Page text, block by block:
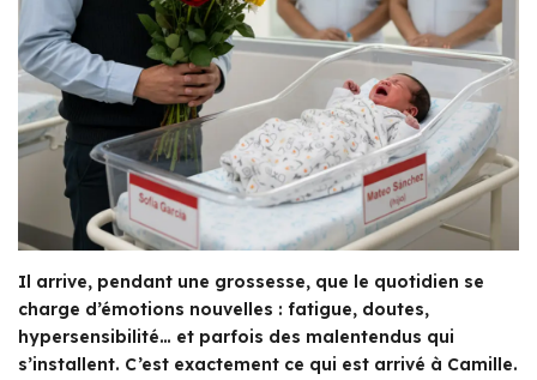
Il arrive, pendant une grossesse, que le quotidien se
charge d’émotions nouvelles : fatigue, doutes,
hypersensibilité… et parfois des malentendus qui
s’installent. C’est exactement ce qui est arrivé à Camille.